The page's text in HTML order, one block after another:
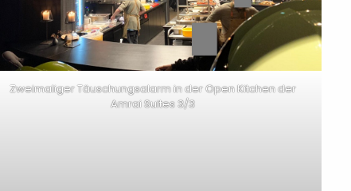
Zweimaliger Täuschungsalarm in der Open Kitchen der
Amrai Suites 3/3